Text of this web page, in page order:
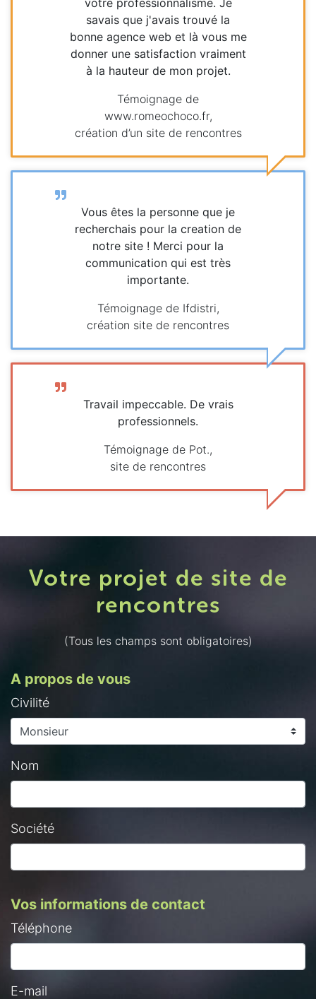
votre professionnalisme. Je
savais que j'avais trouvé la
bonne agence web et là vous me
donner une satisfaction vraiment
à la hauteur de mon projet.
Témoignage de
www.romeochoco.fr,
création d’un site de rencontres
Vous êtes la personne que je
recherchais pour la creation de
notre site ! Merci pour la
communication qui est très
importante.
Témoignage de Ifdistri,
création site de rencontres
Travail impeccable. De vrais
professionnels.
Témoignage de Pot.,
site de rencontres
Votre projet de site de
rencontres
(Tous les champs sont obligatoires)
A propos de vous
Civilité
Nom
Société
Vos informations de contact
Téléphone
E-mail